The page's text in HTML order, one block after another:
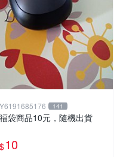
Y6191685176 141
福袋商品10元，隨機出貨
$10